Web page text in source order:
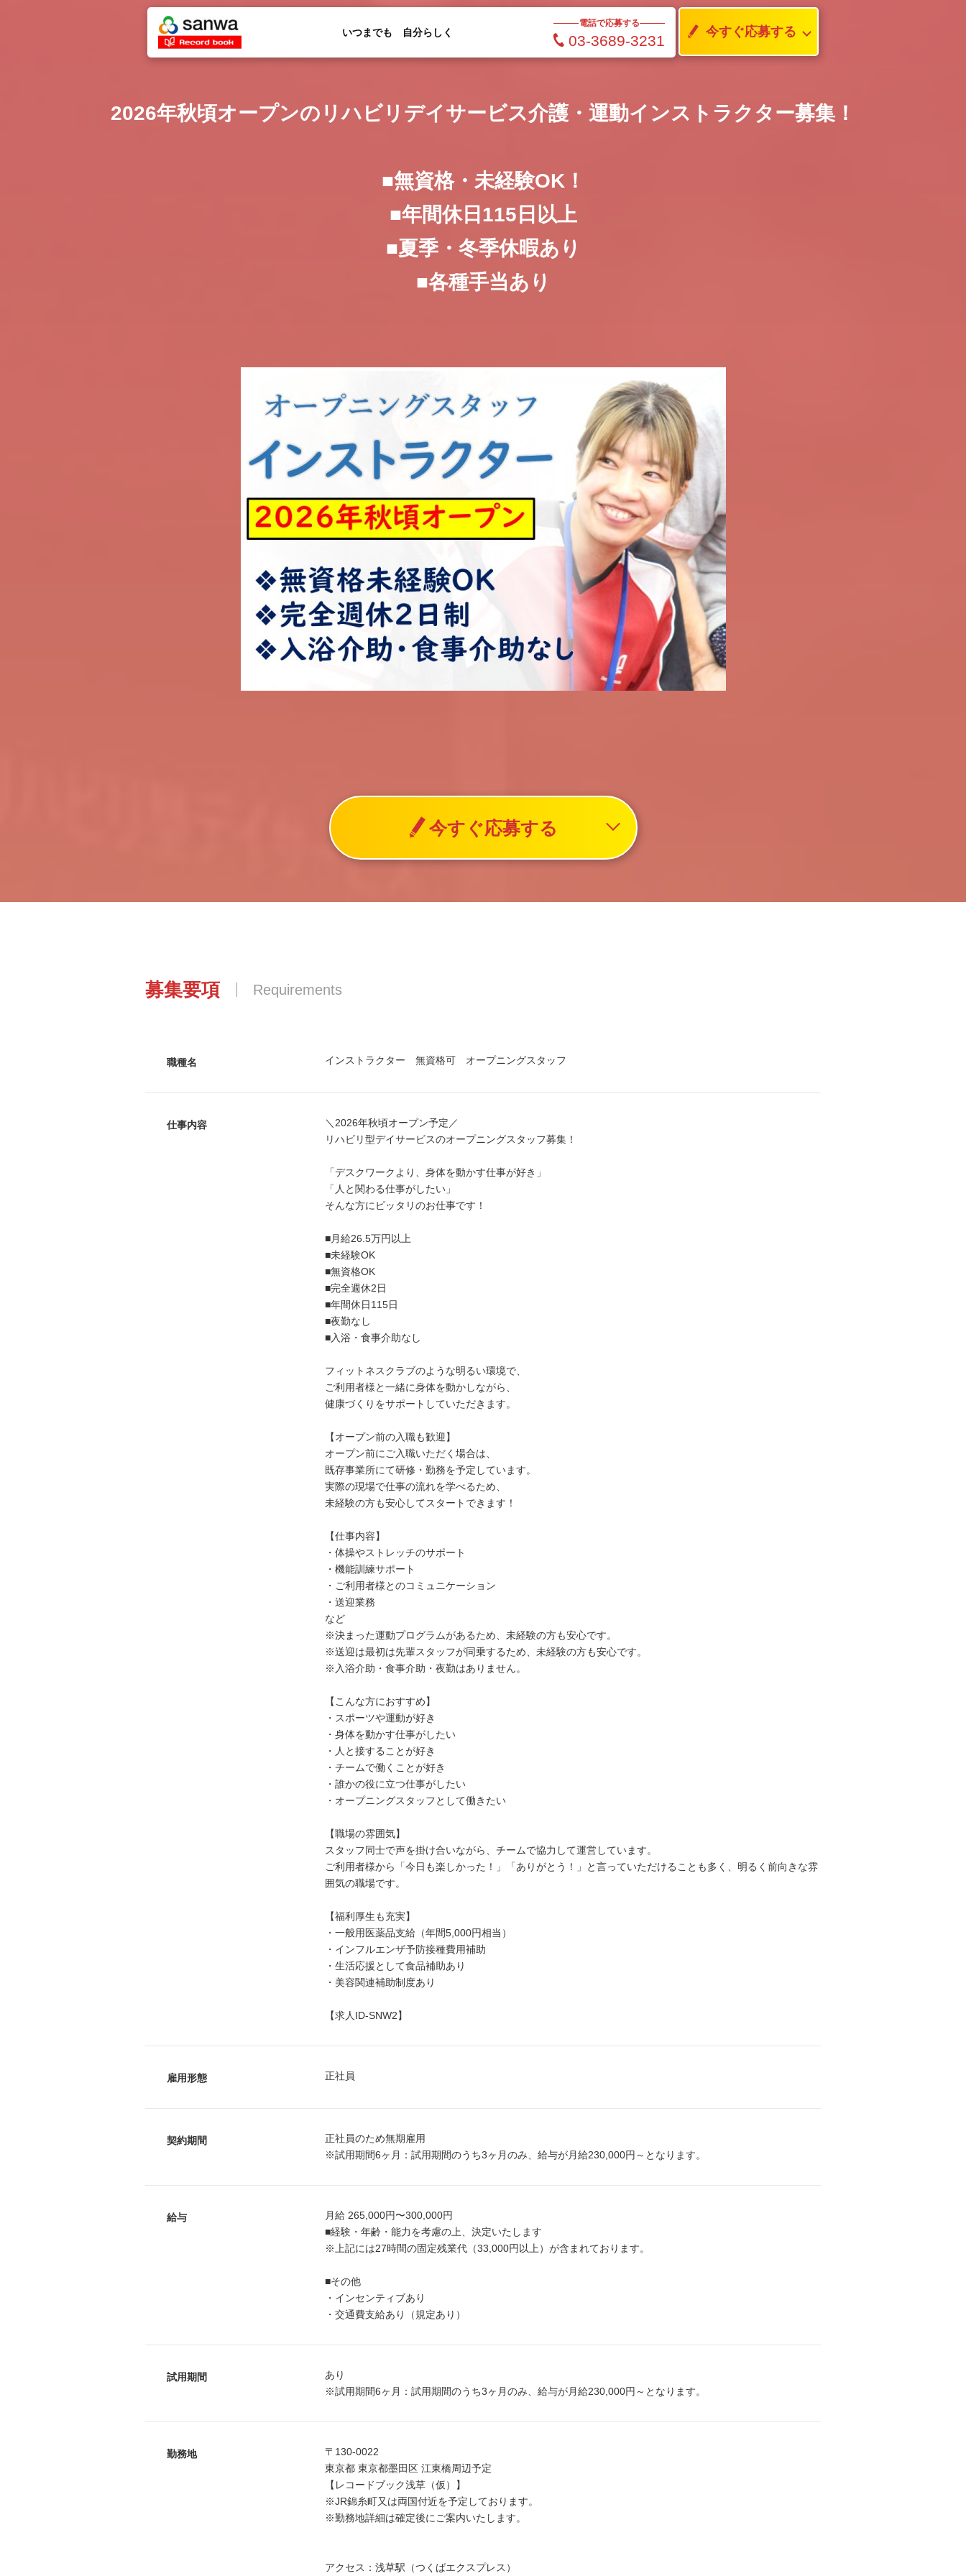
いつまでも 自分らしく
電話で応募する
03-3689-3231
今すぐ応募する
2026年秋頃オープンのリハビリデイサービス介護・運動インストラクター募集！
■無資格・未経験OK！
■年間休日115日以上
■夏季・冬季休暇あり
■各種手当あり
今すぐ応募する
募集要項 Requirements
職種名 インストラクター 無資格可 オープニングスタッフ
仕事内容
＼2026年秋頃オープン予定／
リハビリ型デイサービスのオープニングスタッフ募集！
「デスクワークより、身体を動かす仕事が好き」
「人と関わる仕事がしたい」
そんな方にピッタリのお仕事です！
■月給26.5万円以上
■未経験OK
■無資格OK
■完全週休2日
■年間休日115日
■夜勤なし
■入浴・食事介助なし
フィットネスクラブのような明るい環境で、
ご利用者様と一緒に身体を動かしながら、
健康づくりをサポートしていただきます。
【オープン前の入職も歓迎】
オープン前にご入職いただく場合は、
既存事業所にて研修・勤務を予定しています。
実際の現場で仕事の流れを学べるため、
未経験の方も安心してスタートできます！
【仕事内容】
・体操やストレッチのサポート
・機能訓練サポート
・ご利用者様とのコミュニケーション
・送迎業務
など
※決まった運動プログラムがあるため、未経験の方も安心です。
※送迎は最初は先輩スタッフが同乗するため、未経験の方も安心です。
※入浴介助・食事介助・夜勤はありません。
【こんな方におすすめ】
・スポーツや運動が好き
・身体を動かす仕事がしたい
・人と接することが好き
・チームで働くことが好き
・誰かの役に立つ仕事がしたい
・オープニングスタッフとして働きたい
【職場の雰囲気】
スタッフ同士で声を掛け合いながら、チームで協力して運営しています。
ご利用者様から「今日も楽しかった！」「ありがとう！」と言っていただけることも多く、明るく前向きな雰
囲気の職場です。
【福利厚生も充実】
・一般用医薬品支給（年間5,000円相当）
・インフルエンザ予防接種費用補助
・生活応援として食品補助あり
・美容関連補助制度あり
【求人ID-SNW2】
雇用形態 正社員
契約期間
正社員のため無期雇用
※試用期間6ヶ月：試用期間のうち3ヶ月のみ、給与が月給230,000円～となります。
給与
月給 265,000円〜300,000円
■経験・年齢・能力を考慮の上、決定いたします
※上記には27時間の固定残業代（33,000円以上）が含まれております。
■その他
・インセンティブあり
・交通費支給あり（規定あり）
試用期間
あり
※試用期間6ヶ月：試用期間のうち3ヶ月のみ、給与が月給230,000円～となります。
勤務地
〒130-0022
東京都 東京都墨田区 江東橋周辺予定
【レコードブック浅草（仮）】
※JR錦糸町又は両国付近を予定しております。
※勤務地詳細は確定後にご案内いたします。
アクセス：浅草駅（つくばエクスプレス）